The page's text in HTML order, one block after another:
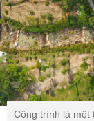
Công trình là một